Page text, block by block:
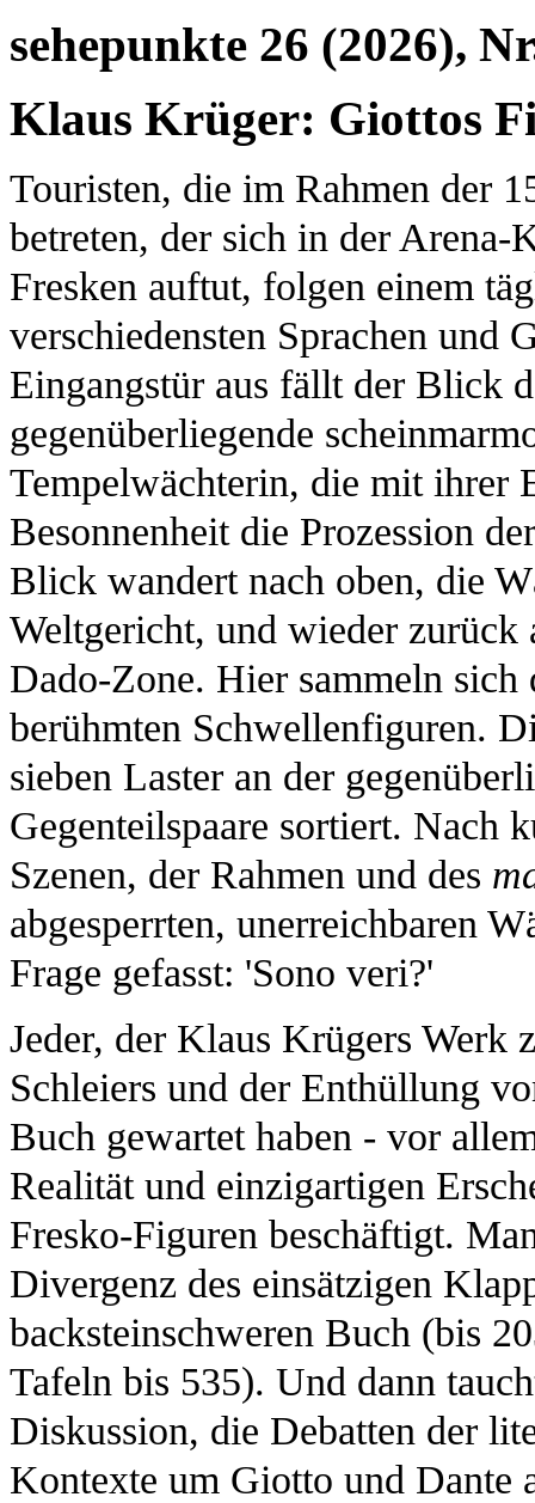
sehepunkte 26 (2026),
Klaus Krüger: Giottos
Touristen, die im Rahmen der
betreten, der sich in der Arena-
Fresken auftut, folgen einem
verschiedensten Sprachen und
Eingangstür aus fällt der Blick
gegenüberliegende
Tempelwächterin, die mit ihrer
Besonnenheit die Prozession
Blick wandert nach oben, die
Weltgericht, und wieder zurück
Dado-Zone. Hier sammeln
berühmten Schwellenfiguren.
sieben Laster an der
Gegenteilspaare sortiert. Nach
Szenen, der Rahmen und des
abgesperrten, unerreichbaren
Frage gefasst: 'Sono veri?'
Jeder, der Klaus Krügers Werk
Schleiers und der Enthüllung
Buch gewartet haben - vor
Realität und einzigartigen
Fresko-Figuren beschäftigt.
Divergenz des einsätzigen
backsteinschweren Buch (bis
Tafeln bis 535). Und dann
Diskussion, die Debatten der
Kontexte um Giotto und Dante